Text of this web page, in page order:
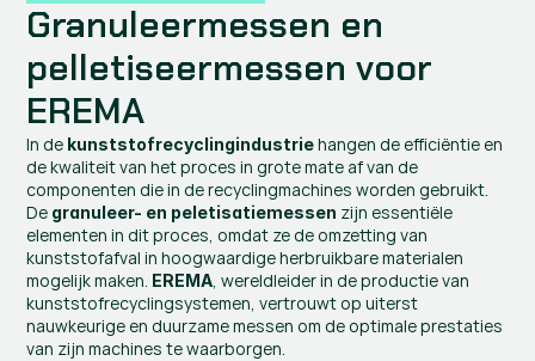
Granuleermessen en
pelletiseermessen voor
EREMA
In de kunststofrecyclingindustrie hangen de efficiëntie en
de kwaliteit van het proces in grote mate af van de
componenten die in de recyclingmachines worden gebruikt.
De granuleer- en peletisatiemessen zijn essentiële
elementen in dit proces, omdat ze de omzetting van
kunststofafval in hoogwaardige herbruikbare materialen
mogelijk maken. EREMA, wereldleider in de productie van
kunststofrecyclingsystemen, vertrouwt op uiterst
nauwkeurige en duurzame messen om de optimale prestaties
van zijn machines te waarborgen.